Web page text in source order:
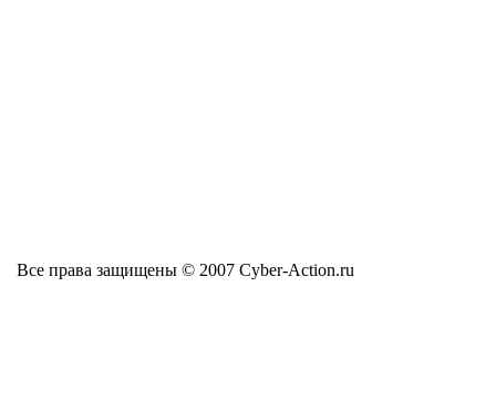
Все права защищены © 2007 Cyber-Action.ru